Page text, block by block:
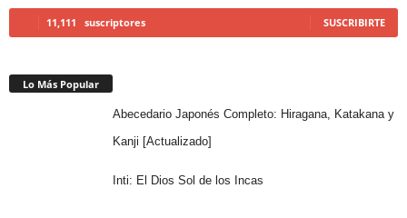
11,111 suscriptores SUSCRIBIRTE
Lo Más Popular
Abecedario Japonés Completo: Hiragana, Katakana y
Kanji [Actualizado]
Inti: El Dios Sol de los Incas